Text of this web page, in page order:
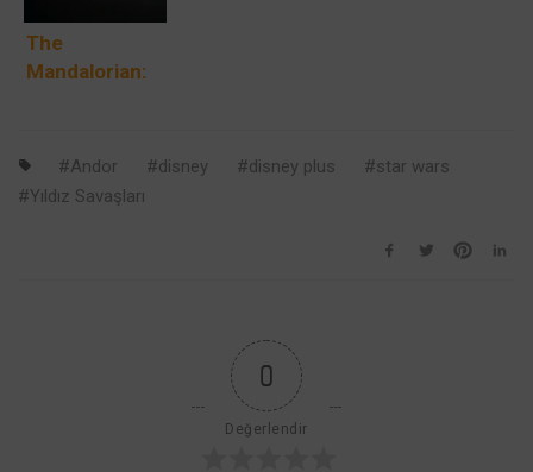
The
Mandalorian:
Neden
Önemlidir?
Andor disney disney plus
star wars
Yıldız Savaşları
0
Değerlendir